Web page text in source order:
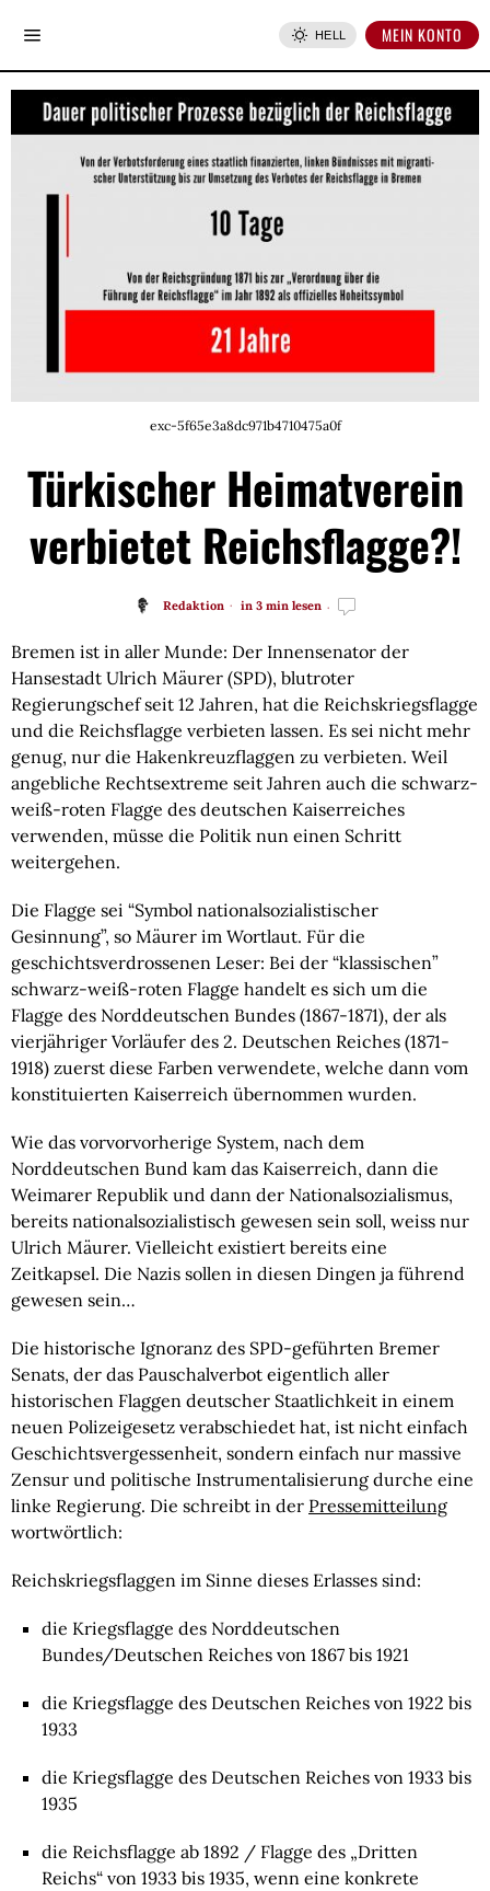
HELL MEIN KONTO
exc-5f65e3a8dc971b4710475a0f
Türkischer Heimatverein
verbietet Reichsflagge?!
Redaktion in 3 min lesen
Bremen ist in aller Munde: Der Innensenator der
Hansestadt Ulrich Mäurer (SPD), blutroter
Regierungschef seit 12 Jahren, hat die Reichskriegsflagge
und die Reichsflagge verbieten lassen. Es sei nicht mehr
genug, nur die Hakenkreuzflaggen zu verbieten. Weil
angebliche Rechtsextreme seit Jahren auch die schwarz-
weiß-roten Flagge des deutschen Kaiserreiches
verwenden, müsse die Politik nun einen Schritt
weitergehen.
Die Flagge sei “Symbol nationalsozialistischer
Gesinnung”, so Mäurer im Wortlaut. Für die
geschichtsverdrossenen Leser: Bei der “klassischen”
schwarz-weiß-roten Flagge handelt es sich um die
Flagge des Norddeutschen Bundes (1867-1871), der als
vierjähriger Vorläufer des 2. Deutschen Reiches (1871-
1918) zuerst diese Farben verwendete, welche dann vom
konstituierten Kaiserreich übernommen wurden.
Wie das vorvorvorherige System, nach dem
Norddeutschen Bund kam das Kaiserreich, dann die
Weimarer Republik und dann der Nationalsozialismus,
bereits nationalsozialistisch gewesen sein soll, weiss nur
Ulrich Mäurer. Vielleicht existiert bereits eine
Zeitkapsel. Die Nazis sollen in diesen Dingen ja führend
gewesen sein…
Die historische Ignoranz des SPD-geführten Bremer
Senats, der das Pauschalverbot eigentlich aller
historischen Flaggen deutscher Staatlichkeit in einem
neuen Polizeigesetz verabschiedet hat, ist nicht einfach
Geschichtsvergessenheit, sondern einfach nur massive
Zensur und politische Instrumentalisierung durche eine
linke Regierung. Die schreibt in der Pressemitteilung
wortwörtlich:
Reichskriegsflaggen im Sinne dieses Erlasses sind:
die Kriegsflagge des Norddeutschen
Bundes/Deutschen Reiches von 1867 bis 1921
die Kriegsflagge des Deutschen Reiches von 1922 bis
1933
die Kriegsflagge des Deutschen Reiches von 1933 bis
1935
die Reichsflagge ab 1892 / Flagge des „Dritten
Reichs“ von 1933 bis 1935, wenn eine konkrete